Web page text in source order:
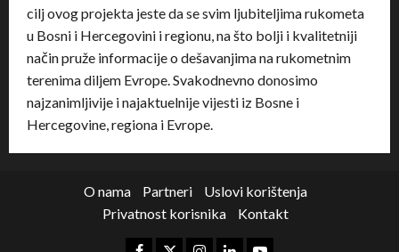
cilj ovog projekta jeste da se svim ljubiteljima rukometa
u Bosni i Hercegovini i regionu, na što bolji i kvalitetniji
način pruže informacije o dešavanjima na rukometnim
terenima diljem Evrope. Svakodnevno donosimo
najzanimljivije i najaktuelnije vijesti iz Bosne i
Hercegovine, regiona i Evrope.
O nama Partneri
Uslovi korištenja
Privatnost korisnika
Kontakt